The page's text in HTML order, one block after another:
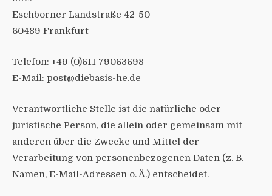
Eschborner Landstraße 42-50
60489 Frankfurt
Telefon: +49 (0)611 79063698
E-Mail: post@diebasis-he.de
Verantwortliche Stelle ist die natürliche oder
juristische Person, die allein oder gemeinsam mit
anderen über die Zwecke und Mittel der
Verarbeitung von personenbezogenen Daten (z. B.
Namen, E-Mail-Adressen o. Ä.) entscheidet.